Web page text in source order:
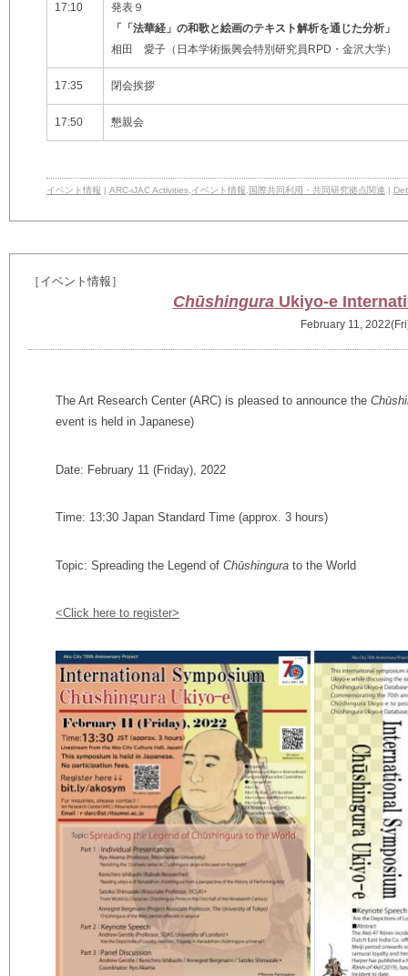
17:10
発表９
「「法華経」の和歌と絵画のテキスト解析を通じた分析」
相田 愛子（日本学術振興会特別研究員RPD・金沢大学）
17:35 閉会挨拶
17:50 懇親会
イベント情報 | ARC-iJAC Activities イベント情報 国際共同利用・共同研究拠点関連 |
［イベント情報］
ChūshinguraUkiyo-e
February 11,
The Art Research Center (ARC) is pleased to announce the
event is held in Japanese)
Date: February 11 (Friday), 2022
Time: 13:30 Japan Standard Time (approx. 3 hours)
Topic: Spreading the Legend of Chūshingura to the World
<Click here to register>